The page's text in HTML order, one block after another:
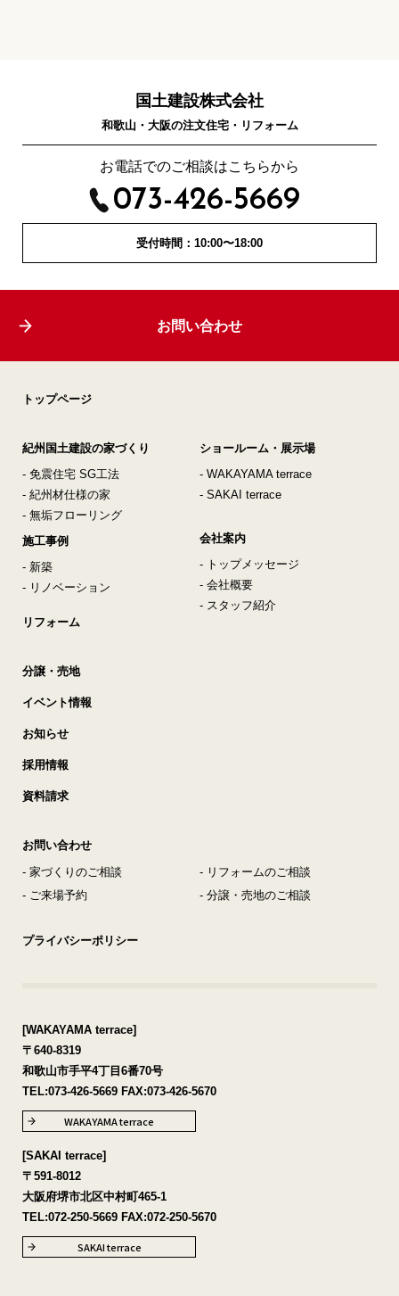
国土建設株式会社
和歌山・大阪の注文住宅・リフォーム
お電話でのご相談はこちらから
073-426-5669
受付時間：10:00〜18:00
お問い合わせ
トップページ
紀州国土建設の家づくり
- 免震住宅 SG工法
- 紀州材仕様の家
- 無垢フローリング
施工事例
- 新築
- リノベーション
リフォーム
分譲・売地
イベント情報
お知らせ
採用情報
資料請求
ショールーム・展示場
- WAKAYAMA terrace
- SAKAI terrace
会社案内
- トップメッセージ
- 会社概要
- スタッフ紹介
お問い合わせ
- 家づくりのご相談
- リフォームのご相談
- ご来場予約
- 分譲・売地のご相談
プライバシーポリシー
[WAKAYAMA terrace]
〒640-8319
和歌山市手平4丁目6番70号
TEL:073-426-5669 FAX:073-426-5670
WAKAYAMA terrace
[SAKAI terrace]
〒591-8012
大阪府堺市北区中村町465-1
TEL:072-250-5669 FAX:072-250-5670
SAKAI terrace